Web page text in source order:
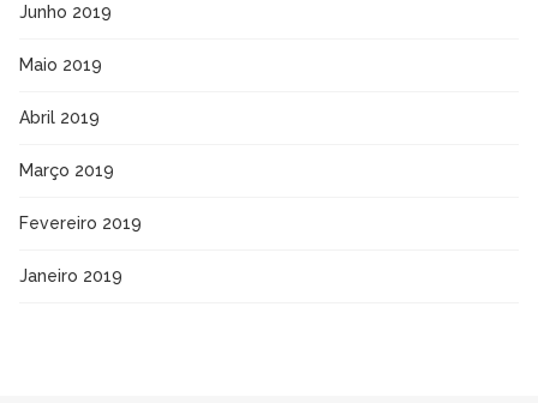
Junho 2019
Maio 2019
Abril 2019
Março 2019
Fevereiro 2019
Janeiro 2019